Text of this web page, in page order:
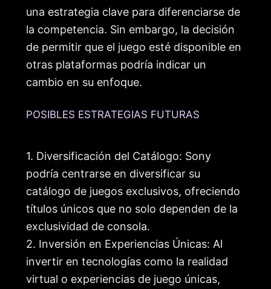
una estrategia clave para diferenciarse de
la competencia. Sin embargo, la decisión
de permitir que el juego esté disponible en
otras plataformas podría indicar un
cambio en su enfoque.
POSIBLES ESTRATEGIAS FUTURAS
1. Diversificación del Catálogo: Sony
podría centrarse en diversificar su
catálogo de juegos exclusivos, ofreciendo
títulos únicos que no solo dependen de la
exclusividad de consola.
2. Inversión en Experiencias Únicas: Al
invertir en tecnologías como la realidad
virtual o experiencias de juego únicas,